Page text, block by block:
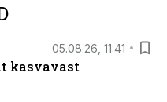
05.08.26, 11:41
kasvavast